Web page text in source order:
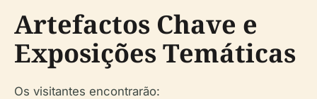
Artefactos Chave e
Exposições Temáticas
Os visitantes encontrarão: